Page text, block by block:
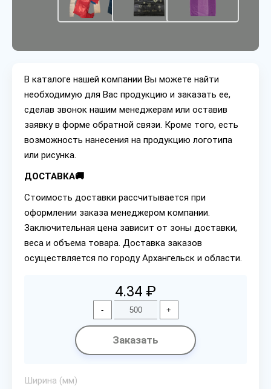
В каталоге нашей компании Вы можете найти
необходимую для Вас продукцию и заказать ее,
сделав звонок нашим менеджерам или оставив
заявку в форме обратной связи. Кроме того, есть
возможность нанесения на продукцию логотипа
или рисунка.
ДОСТАВКА🚚
Стоимость доставки рассчитывается при
оформлении заказа менеджером компании.
Заключительная цена зависит от зоны доставки,
веса и объема товара. Доставка заказов
осуществляется по городу Архангельск и области.
4.34 ₽
- +
Заказать
Ширина (мм)